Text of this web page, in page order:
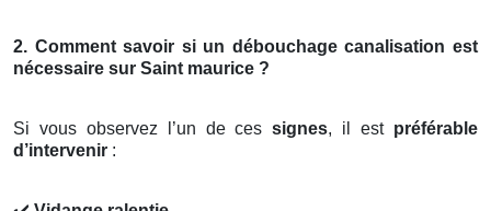
2. Comment savoir si un débouchage canalisation est
nécessaire sur Saint maurice ?
Si vous observez l’un de cessignes, il est préférable
d’intervenir :